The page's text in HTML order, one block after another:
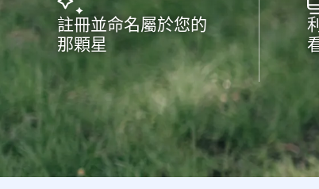
註冊並命名屬於您的
那顆星